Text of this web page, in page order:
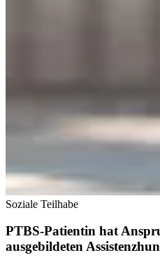
Soziale Teilhabe
PTBS-Patientin hat
ausgebildeten